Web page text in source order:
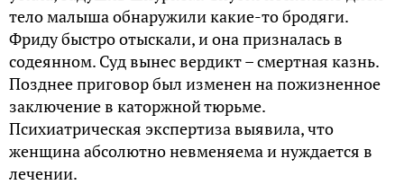
тело малыша обнаружили какие-то бродяги.
Фриду быстро отыскали, и она призналась в
содеянном. Суд вынес вердикт – смертная казнь.
Позднее приговор был изменен на пожизненное
заключение в каторжной тюрьме.
Психиатрическая экспертиза выявила, что
женщина абсолютно невменяема и нуждается в
лечении.